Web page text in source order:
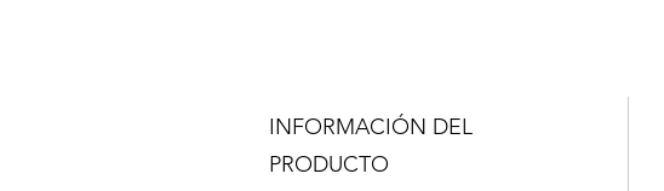
INFORMACIÓN DEL
PRODUCTO